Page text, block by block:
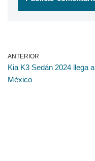
ANTERIOR
Kia K3 Sedán 2024 llega a
México